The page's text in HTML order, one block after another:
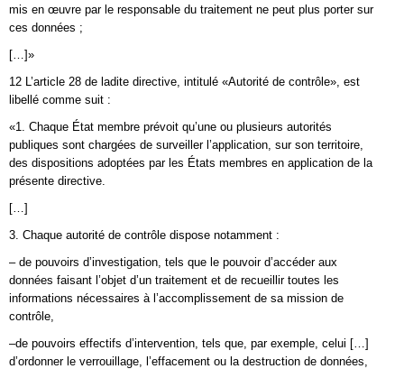
mis en œuvre par le responsable du traitement ne peut plus porter sur
ces données ;
[…]»
12 L’article 28 de ladite directive, intitulé «Autorité de contrôle», est
libellé comme suit :
«1. Chaque État membre prévoit qu’une ou plusieurs autorités
publiques sont chargées de surveiller l’application, sur son territoire,
des dispositions adoptées par les États membres en application de la
présente directive.
[…]
3. Chaque autorité de contrôle dispose notamment :
– de pouvoirs d’investigation, tels que le pouvoir d’accéder aux
données faisant l’objet d’un traitement et de recueillir toutes les
informations nécessaires à l’accomplissement de sa mission de
contrôle,
–de pouvoirs effectifs d’intervention, tels que, par exemple, celui […]
d’ordonner le verrouillage, l’effacement ou la destruction de données,